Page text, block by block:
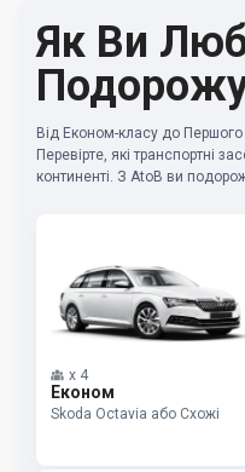
Як Ви
Від Економ-класу до Першого
Перевірте, які транспортні
континенті. З AtoB ви
x 4
Економ
Skoda Octavia або Схожі